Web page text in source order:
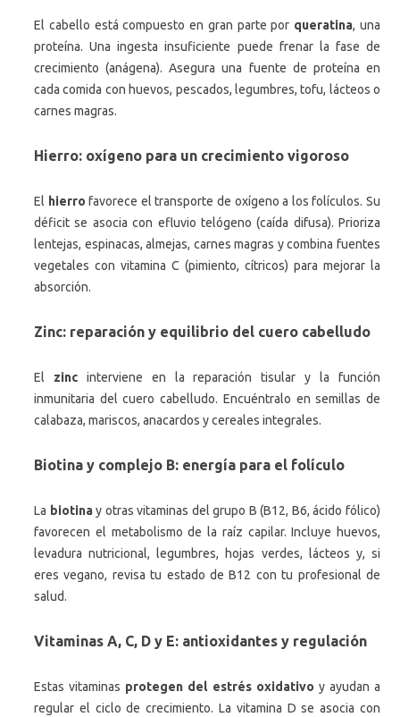
El cabello está compuesto en gran parte por queratina, una
proteína. Una ingesta insuficiente puede frenar la fase de
crecimiento (anágena). Asegura una fuente de proteína en
cada comida con huevos, pescados, legumbres, tofu, lácteos o
carnes magras.
Hierro: oxígeno para un crecimiento vigoroso
El hierro favorece el transporte de oxígeno a los folículos. Su
déficit se asocia con efluvio telógeno (caída difusa). Prioriza
lentejas, espinacas, almejas, carnes magras y combina fuentes
vegetales con vitamina C (pimiento, cítricos) para mejorar la
absorción.
Zinc: reparación y equilibrio del cuero cabelludo
El zincinterviene en la reparación tisular y la función
inmunitaria del cuero cabelludo. Encuéntralo en semillas de
calabaza, mariscos, anacardos y cereales integrales.
Biotina y complejo B: energía para el folículo
La biotinay otras vitaminas del grupo B (B12, B6, ácido fólico)
favorecen el metabolismo de la raíz capilar. Incluye huevos,
levadura nutricional, legumbres, hojas verdes, lácteos y, si
eres vegano, revisa tu estado de B12 con tu profesional de
salud.
Vitaminas A, C, D y E: antioxidantes y regulación
Estas vitaminas protegen del estrés oxidativo y ayudan a
regular el ciclo de crecimiento. La vitamina D se asocia con